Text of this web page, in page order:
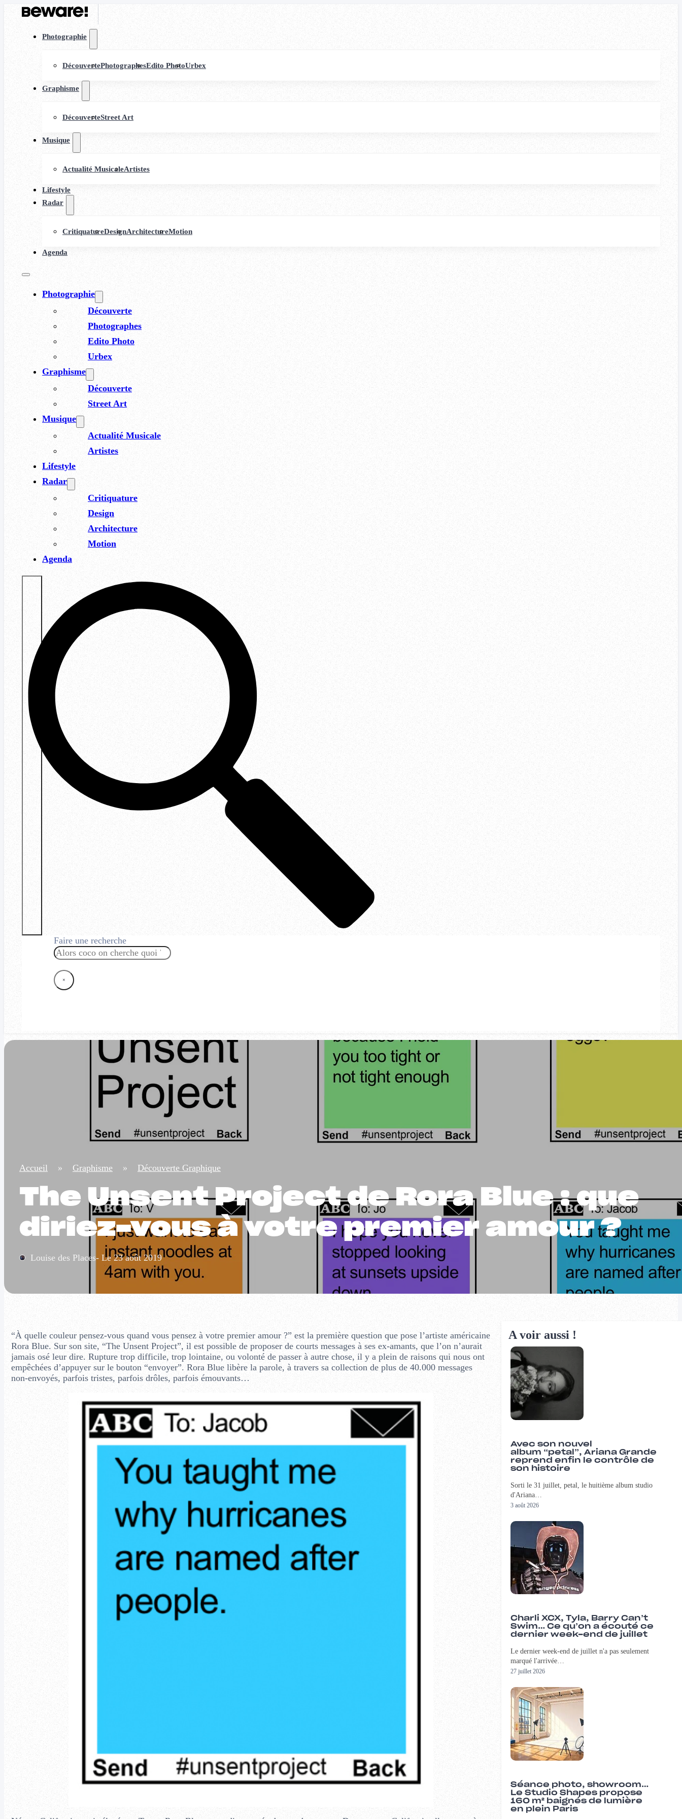
Photographie
DécouvertePhotographesEdito PhotoUrbex
Graphisme
DécouverteStreet Art
Musique
Actualité MusicaleArtistes
Lifestyle
Radar
CritiquatureDesignArchitectureMotion
Agenda
Photographie
Découverte
Photographes
Edito Photo
Urbex
Graphisme
Découverte
Street Art
Musique
Actualité Musicale
Artistes
Lifestyle
Radar
Critiquature
Design
Architecture
Motion
Agenda
Faire une recherche
Rechercher
×
Accueil » Graphisme » Découverte Graphique
The Unsent Project de Rora Blue : que
diriez-vous à votre premier amour ?
Louise des Places- Le 23 août 2019
“À quelle couleur pensez-vous quand vous pensez à votre premier amour ?” est la première question que pose l’artiste américaine
Rora Blue. Sur son site, “The Unsent Project”, il est possible de proposer de courts messages à ses ex-amants, que l’on n’aurait
jamais osé leur dire. Rupture trop difficile, trop lointaine, ou volonté de passer à autre chose, il y a plein de raisons qui nous ont
empêchées d’appuyer sur le bouton “envoyer”. Rora Blue libère la parole, à travers sa collection de plus de 40.000 messages
non-envoyés, parfois tristes, parfois drôles, parfois émouvants…
A voir aussi !
Avec son nouvel
album “petal”, Ariana Grande
reprend enfin le contrôle de
son histoire
Sorti le 31 juillet, petal, le huitième album studio
d'Ariana…
3 août 2026
Charli XCX, Tyla, Barry Can’t
Swim… Ce qu’on a écouté ce
dernier week-end de juillet
Le dernier week-end de juillet n'a pas seulement
marqué l'arrivée…
27 juillet 2026
Séance photo, showroom…
Le Studio Shapes propose
160 m² baignés de lumière
en plein Paris